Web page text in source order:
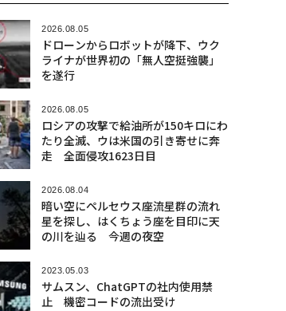
2026.08.05
ドローンからロボットが降下、ウク
ライナが世界初の「無人空挺強襲」
を遂行
2026.08.05
ロシアの攻撃で給油所が150キロにわ
たり全滅、ウは米国の引き寄せに奔
走 全面侵攻1623日目
2026.08.04
暗い空にペルセウス座流星群の流れ
星を探し、はくちょう座を目印に天
の川を辿る 今週の夜空
2023.05.03
サムスン、ChatGPTの社内使用禁
止 機密コードの流出受け